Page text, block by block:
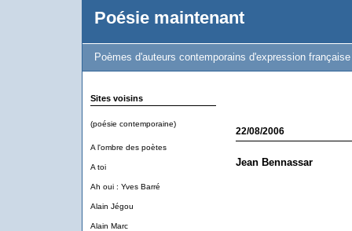
Poésie maintenant
Poèmes d'auteurs contemporains d'expression française
Sites voisins
(poésie contemporaine)
A l'ombre des poètes
A toi
Ah oui : Yves Barré
Alain Jégou
Alain Marc
22/08/2006
Jean Bennassar